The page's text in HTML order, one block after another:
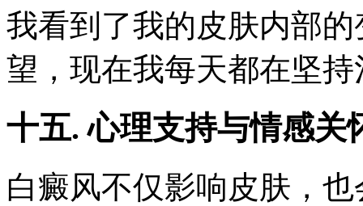
我看到了我的皮肤内部
望，现在我每天都在坚
十五. 心理支持与情感关
白癜风不仅影响皮肤，